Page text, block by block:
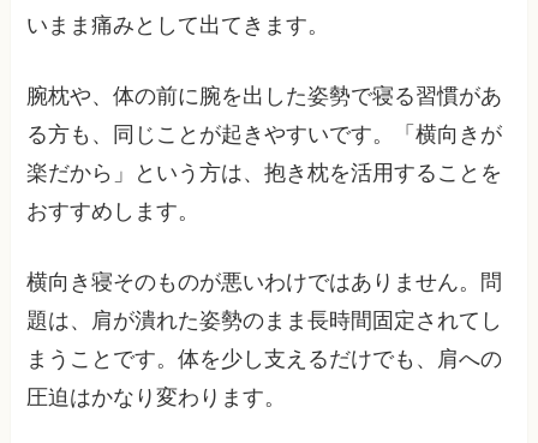
いまま痛みとして出てきます。
腕枕や、体の前に腕を出した姿勢で寝る習慣があ
る方も、同じことが起きやすいです。「横向きが
楽だから」という方は、抱き枕を活用することを
おすすめします。
横向き寝そのものが悪いわけではありません。問
題は、肩が潰れた姿勢のまま長時間固定されてし
まうことです。体を少し支えるだけでも、肩への
圧迫はかなり変わります。